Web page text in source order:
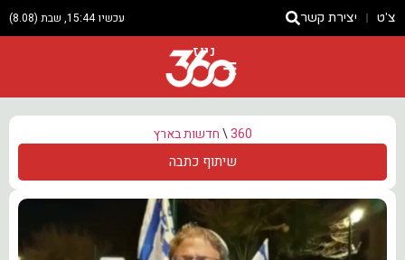
צ'ט יצירת קשר עכשיו 15:44, שבת (8.08)
ניוז
360
\חדשות בארץ
שיתוף כתבה